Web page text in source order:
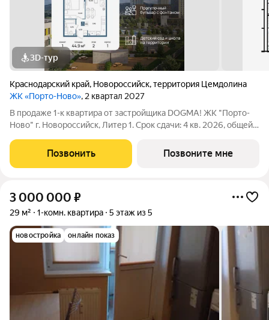
3D-тур
Краснодарский край, Новороссийск,территория Цемдолина
ЖК «Порто-Ново», 2 квартал 2027
В продаже 1-к квартира от застройщика DOGMA! ЖК "Порто-
Ново" г. Новороссийск, Литер 1. Срок сдачи: 4 кв. 2026, общей
для комфортной жизни. Место, где шум Чёрного моря
становится саундтреком
Позвонить Позвоните мне
3 000 000 ₽
29 м² 1-комн. квартира 5 этаж из 5
новостройка онлайн показ